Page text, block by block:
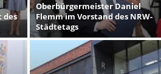
des
Oberbürgermeister Daniel
Flemm im Vorstand des NRW-
Städtetags